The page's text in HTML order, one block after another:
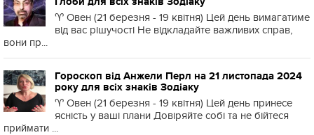
♈️ Овен (21 березня - 19 квітня) Цей день вимагатиме
від вас рішучості Не відкладайте важливих справ,
вони пр...
Гороскоп від Анжели Перл на 21 листопада 2024
року для всіх знаків Зодіаку
♈️ Овен (21 березня - 19 квітня) Цей день принесе
ясність у ваші плани Довіряйте собі та не бійтеся
приймати ...